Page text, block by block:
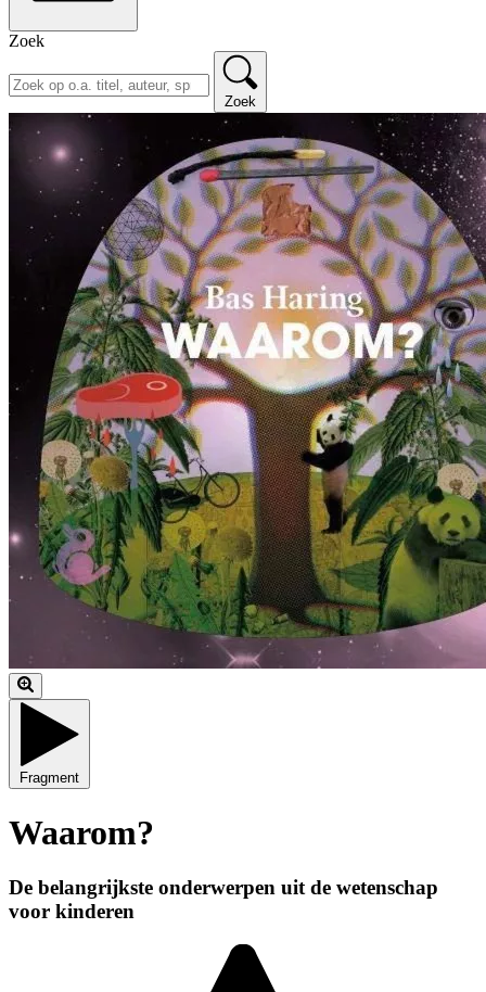
Zoek
Zoek
Fragment
Waarom?
De belangrijkste onderwerpen uit de wetenschap
voor kinderen